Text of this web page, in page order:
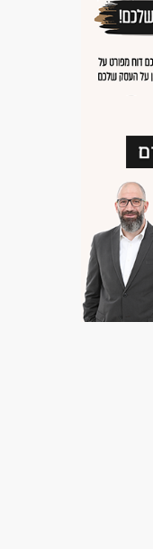
משרה מלאה